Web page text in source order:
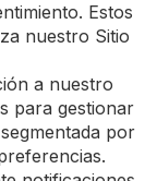
Estos
nuestro Sitio
a nuestro
para gestionar
por